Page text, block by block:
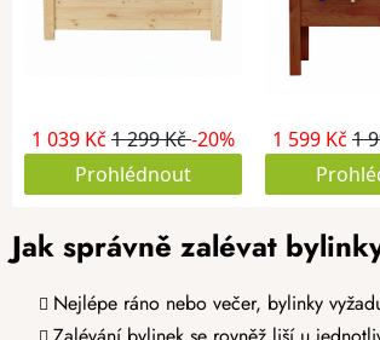
Jak správně zalévat
Nejlépe ráno nebo večer, bylinky